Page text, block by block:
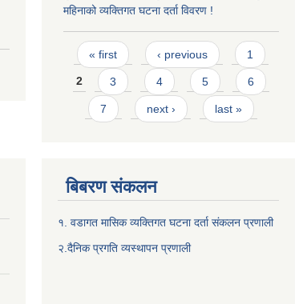
महिनाको व्यक्तिगत घटना दर्ता विवरण !
Pages
« first ‹ previous 1
2 3 4 5 6
7 next › last »
बिबरण संकलन
१. वडागत मासिक व्यक्तिगत घटना दर्ता संकलन प्रणाली
२.दैनिक प्रगति व्यस्थापन प्रणाली